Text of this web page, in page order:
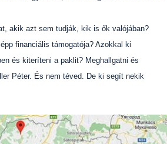
akik azt sem tudják, kik is ők valójában?
financiális támogatója? Azokkal ki
és kiteríteni a paklit? Meghallgatni és
Péter. És nem téved. De ki segít nekik